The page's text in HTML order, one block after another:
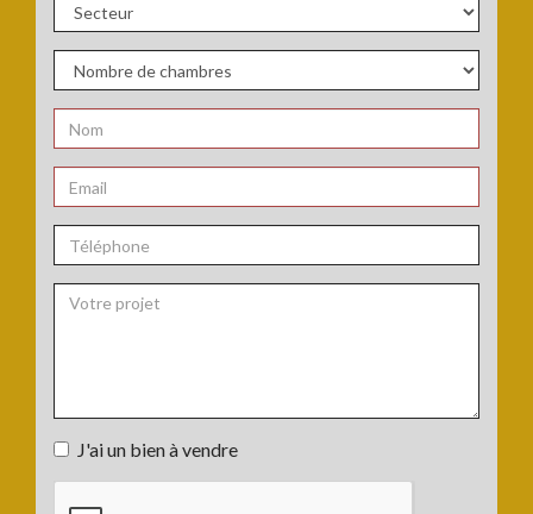
de
bien
Secteur
Nombre
de
chambres
Nom
*
Email
*
Téléphone
projet
:
J'ai un bien à vendre
un